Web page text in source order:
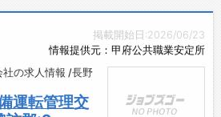
掲載開始日:2026/06/23
情報提供元：甲府公共職業安定所
社の求人情報 /長野
運転管理交